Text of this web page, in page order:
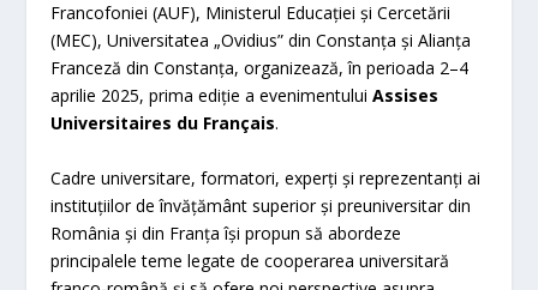
Francofoniei (AUF), Ministerul Educației și Cercetării
(MEC), Universitatea „Ovidius” din Constanța și Alianța
Franceză din Constanța, organizează, în perioada 2–4
aprilie 2025, prima ediție a evenimentuluiAssises
Universitaires du Français.
Cadre universitare, formatori, experți și reprezentanți ai
instituțiilor de învățământ superior și preuniversitar din
România și din Franța își propun să abordeze
principalele teme legate de cooperarea universitară